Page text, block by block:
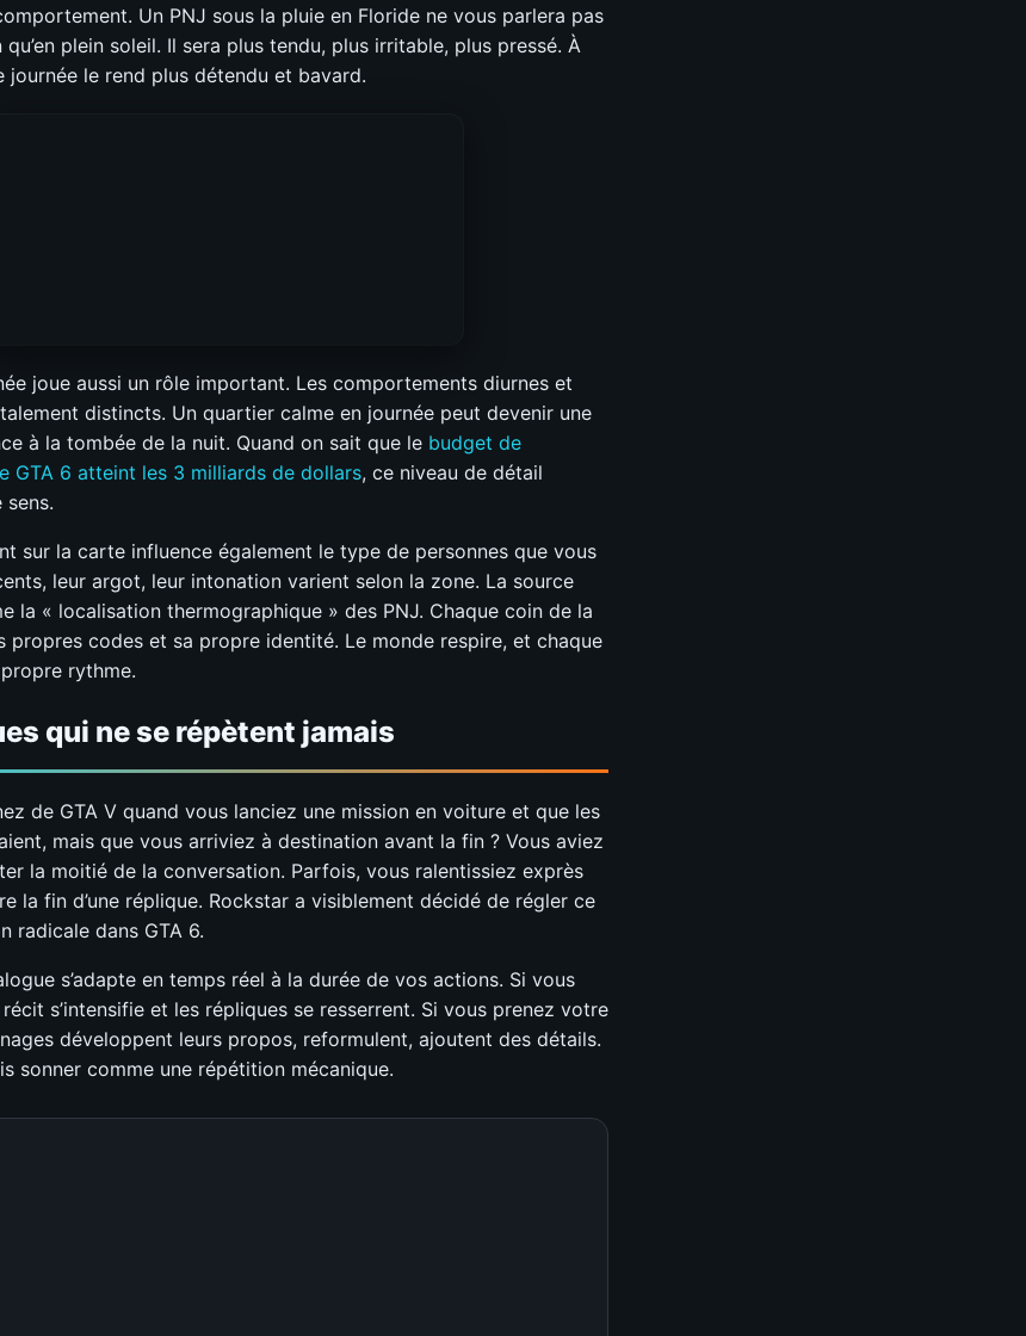
Un PNJ sous la pluie en Floride ne vous parlera pas
plein soleil. Il sera plus tendu, plus irritable, plus pressé. À
journée le rend plus détendu et bavard.
joue aussi un rôle important. Les comportements diurnes et
distincts. Un quartier calme en journée peut devenir une
à la tombée de la nuit. Quand on sait que le budget de
GTA 6 atteint les 3 milliards de dollars, ce niveau de détail
sur la carte influence également le type de personnes que vous
leur argot, leur intonation varient selon la zone. La source
la « localisation thermographique » des PNJ. Chaque coin de la
propres codes et sa propre identité. Le monde respire, et chaque
rythme.
qui ne se répètent jamais
de GTA V quand vous lanciez une mission en voiture et que les
mais que vous arriviez à destination avant la fin ? Vous aviez
la moitié de la conversation. Parfois, vous ralentissiez exprès
la fin d’une réplique. Rockstar a visiblement décidé de régler ce
radicale dans GTA 6.
s’adapte en temps réel à la durée de vos actions. Si vous
s’intensifie et les répliques se resserrent. Si vous prenez votre
développent leurs propos, reformulent, ajoutent des détails.
sonner comme une répétition mécanique.